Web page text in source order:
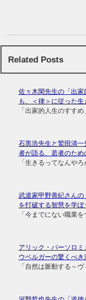
Related Posts
佐々木閑先生の「出
も、＜律＞に従った生
「出家的人生のすす
石黒浩先生と鷲田清
者が語る、若者のた
「生きるってなんや
武道家甲野善紀さん
を打破する智慧を学ぼ
「今までにない職業
アリック・バーソロ
ウベルガーの驚くべき
「自然は脈動する～